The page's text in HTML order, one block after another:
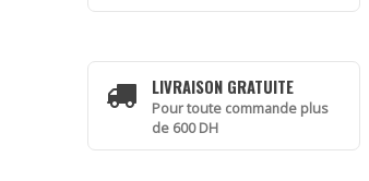
LIVRAISON GRATUITE
Pour toute commande plus
de 600 DH